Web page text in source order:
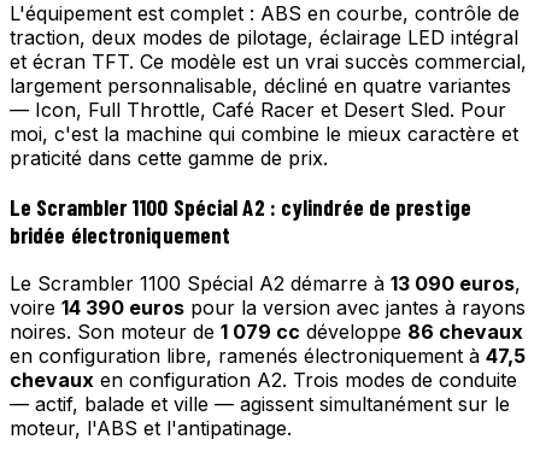
L'équipement est complet : ABS en courbe, contrôle de
traction, deux modes de pilotage, éclairage LED intégral
et écran TFT. Ce modèle est un vrai succès commercial,
largement personnalisable, décliné en quatre variantes
— Icon, Full Throttle, Café Racer et Desert Sled. Pour
moi, c'est la machine qui combine le mieux caractère et
praticité dans cette gamme de prix.
Le Scrambler 1100 Spécial A2 : cylindrée de prestige
bridée électroniquement
Le Scrambler 1100 Spécial A2 démarre à 13 090 euros,
voire 14 390 euros pour la version avec jantes à rayons
noires. Son moteur de 1 079 cc développe 86 chevaux
en configuration libre, ramenés électroniquement à 47,5
chevaux en configuration A2. Trois modes de conduite
— actif, balade et ville — agissent simultanément sur le
moteur, l'ABS et l'antipatinage.